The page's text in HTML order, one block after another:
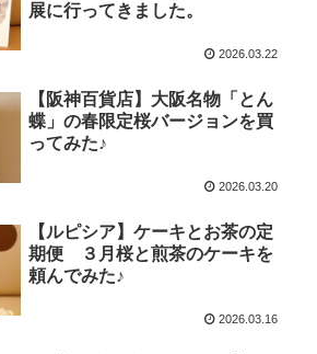
展に行ってきました。
2026.03.22
【阪神百貨店】大阪名物「とん
蝶」の春限定桜バージョンを買
ってみた♪
2026.03.20
【ルピシア】ケーキとお茶の定
期便 ３月桜と煎茶のケーキを
頼んでみた♪
2026.03.16